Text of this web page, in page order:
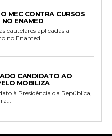
MEC CONTRA CURSOS
ENAMED
cautelares aplicadas a
no Enamed...
CANDIDATO AO
MOBILIZA
à Presidência da República,